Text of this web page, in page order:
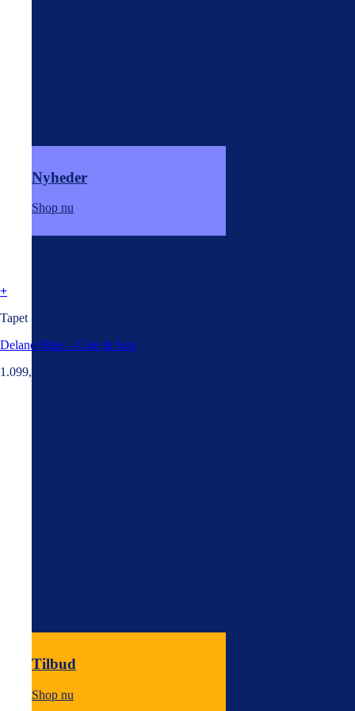
Nyheder
Shop nu
Tilbud
Shop nu
+
Tapet
Delano Blue – Cole & Son
1.099,00